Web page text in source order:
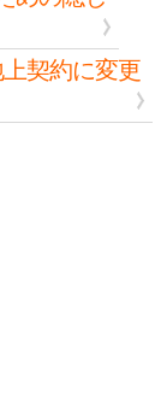
契約に変更